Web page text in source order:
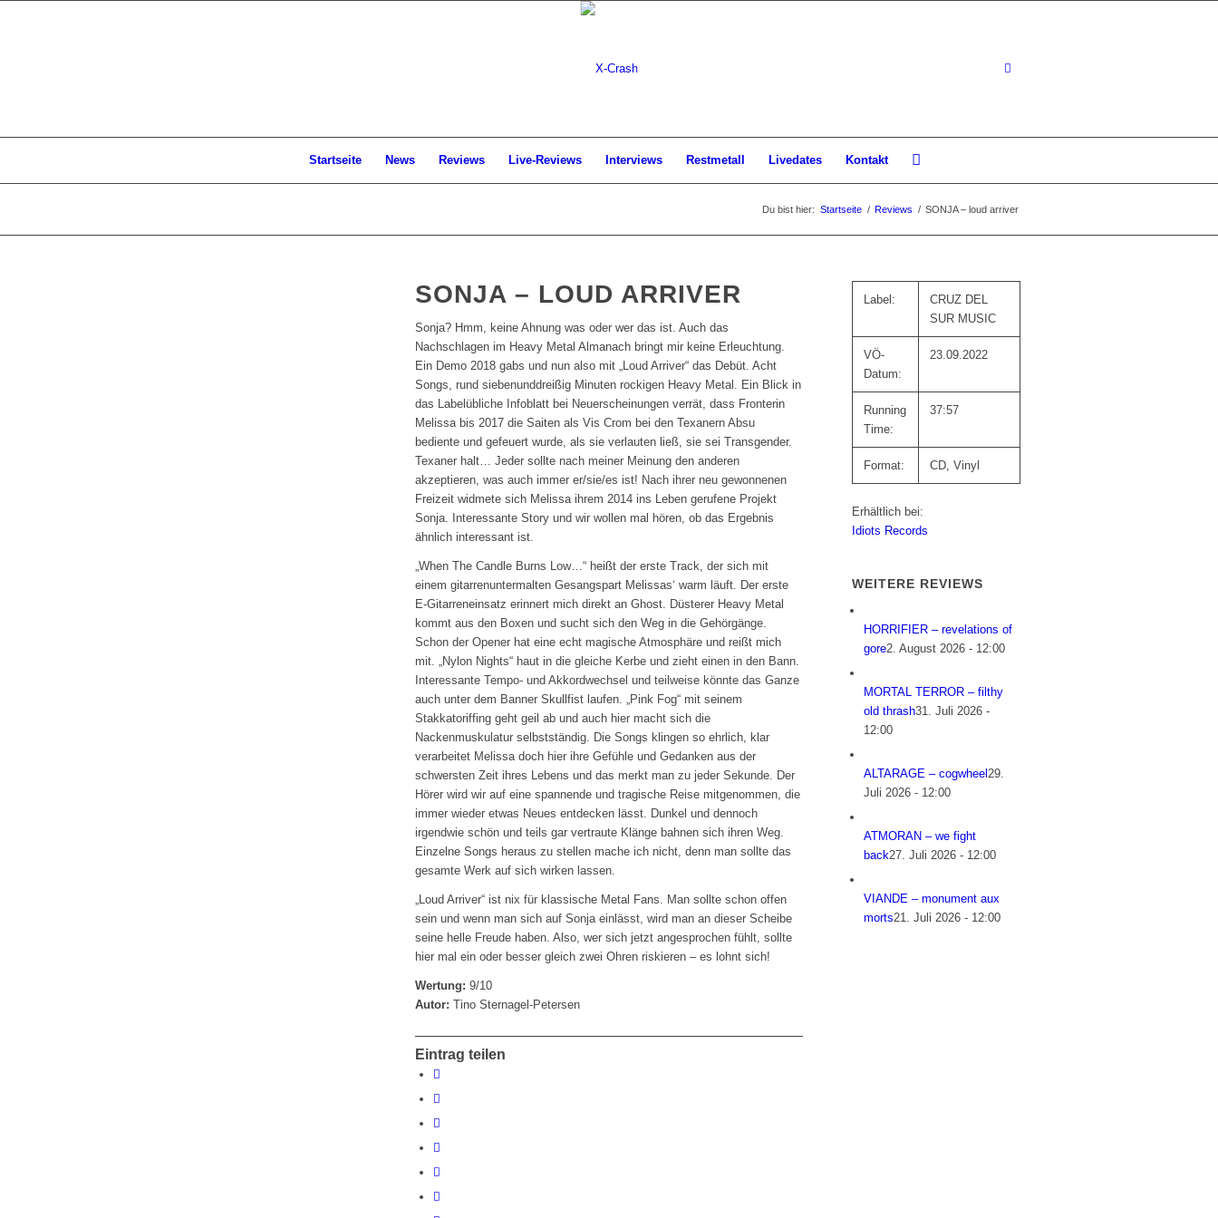
Startseite News Reviews Live-Reviews Interviews Restmetall Livedates Kontakt
Du bist hier: Startseite / Reviews / SONJA – loud arriver
SONJA – LOUD ARRIVER
Sonja? Hmm, keine Ahnung was oder wer das ist. Auch das
Nachschlagen im Heavy Metal Almanach bringt mir keine Erleuchtung.
Ein Demo 2018 gabs und nun also mit „Loud Arriver“ das Debüt. Acht
Songs, rund siebenunddreißig Minuten rockigen Heavy Metal. Ein Blick in
das Labelübliche Infoblatt bei Neuerscheinungen verrät, dass Fronterin
Melissa bis 2017 die Saiten als Vis Crom bei den Texanern Absu
bediente und gefeuert wurde, als sie verlauten ließ, sie sei Transgender.
Texaner halt… Jeder sollte nach meiner Meinung den anderen
akzeptieren, was auch immer er/sie/es ist! Nach ihrer neu gewonnenen
Freizeit widmete sich Melissa ihrem 2014 ins Leben gerufene Projekt
Sonja. Interessante Story und wir wollen mal hören, ob das Ergebnis
ähnlich interessant ist.
„When The Candle Burns Low…“ heißt der erste Track, der sich mit
einem gitarrenuntermalten Gesangspart Melissas‘ warm läuft. Der erste
E-Gitarreneinsatz erinnert mich direkt an Ghost. Düsterer Heavy Metal
kommt aus den Boxen und sucht sich den Weg in die Gehörgänge.
Schon der Opener hat eine echt magische Atmosphäre und reißt mich
mit. „Nylon Nights“ haut in die gleiche Kerbe und zieht einen in den Bann.
Interessante Tempo- und Akkordwechsel und teilweise könnte das Ganze
auch unter dem Banner Skullfist laufen. „Pink Fog“ mit seinem
Stakkatoriffing geht geil ab und auch hier macht sich die
Nackenmuskulatur selbstständig. Die Songs klingen so ehrlich, klar
verarbeitet Melissa doch hier ihre Gefühle und Gedanken aus der
schwersten Zeit ihres Lebens und das merkt man zu jeder Sekunde. Der
Hörer wird wir auf eine spannende und tragische Reise mitgenommen, die
immer wieder etwas Neues entdecken lässt. Dunkel und dennoch
irgendwie schön und teils gar vertraute Klänge bahnen sich ihren Weg.
Einzelne Songs heraus zu stellen mache ich nicht, denn man sollte das
gesamte Werk auf sich wirken lassen.
„Loud Arriver“ ist nix für klassische Metal Fans. Man sollte schon offen
sein und wenn man sich auf Sonja einlässt, wird man an dieser Scheibe
seine helle Freude haben. Also, wer sich jetzt angesprochen fühlt, sollte
hier mal ein oder besser gleich zwei Ohren riskieren – es lohnt sich!
Wertung: 9/10
Autor: Tino Sternagel-Petersen
Eintrag teilen
Label:
CRUZ DEL
SUR MUSIC
VÖ-
Datum:
23.09.2022
Running
Time:
37:57
Format: CD, Vinyl
Erhältlich bei:
Idiots Records
WEITERE REVIEWS
HORRIFIER – revelations of
gore2. August 2026 - 12:00
MORTAL TERROR – filthy
old thrash31. Juli 2026 -
12:00
ALTARAGE – cogwheel29.
Juli 2026 - 12:00
ATMORAN – we fight
back27. Juli 2026 - 12:00
VIANDE – monument aux
morts21. Juli 2026 - 12:00